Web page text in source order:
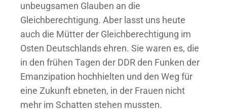
unbeugsamen Glauben an die
Gleichberechtigung. Aber lasst uns heute
auch die Mütter der Gleichberechtigung im
Osten Deutschlands ehren. Sie waren es, die
in den frühen Tagen der DDR den Funken der
Emanzipation hochhielten und den Weg für
eine Zukunft ebneten, in der Frauen nicht
mehr im Schatten stehen mussten.